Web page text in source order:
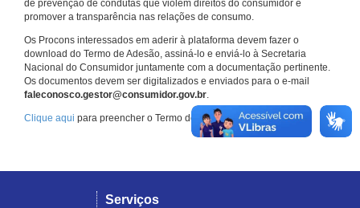
de prevenção de condutas que violem direitos do consumidor e
promover a transparência nas relações de consumo.
Os Procons interessados em aderir à plataforma devem fazer o
download do Termo de Adesão, assiná-lo e enviá-lo à Secretaria
Nacional do Consumidor juntamente com a documentação pertinente.
Os documentos devem ser digitalizados e enviados para o e-mail
faleconosco.gestor@consumidor.gov.br.
Clique aqui para preencher o Termo de Adesão.
Serviços